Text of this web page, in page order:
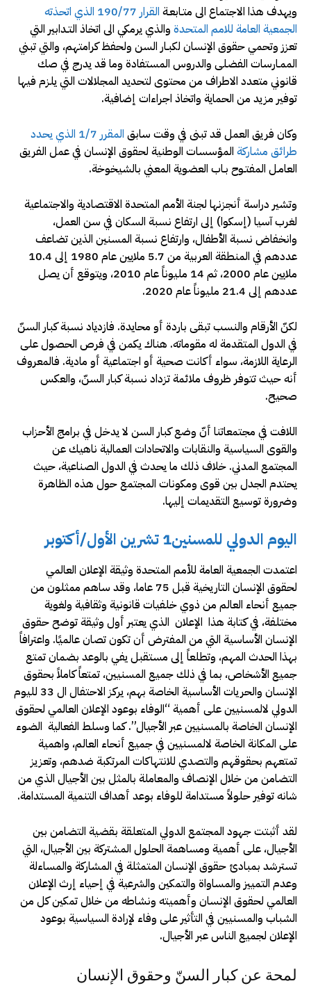
ويهدف هذا الاجتماع الى متـابعـة
القرار 190/77 الذي اتحذته
الجمعية العامة للامم المتحدة والذي يرمكي الى اتخاذ التـدابير التي
تعزز وتحمي حقوق الإنسان لكبـار السن ولحفظ كرامتهم، والتي تبني
الممـارسات الفضلى والدروس المستفادة وما قد يدرج في صك
قانوني متعدد الاطراف من محتوى لتحديد المجلالات التي يلزم فيها
توفير مزيد من الحماية واتخاذ اجراءات إضافية.
وكان فريق العمل قد تبنى في وقت سابق
المقرر 1/7 الذي يحدد
طرائق مشاركة المؤسسات الوطنية لحقوق الإنسان في عمل الفريق
العامـل المفتـوح بـاب العضوية المعني بالشيخوخة.
وتشير دراسة أنجزنها لجنة الأمم المتحدة الاقتصادية والاجتماعية
لغرب آسيا (إسكوا) إلى ارتفاع نسبة السكان في سن العمل،
وانخفاض نسبة الأطفال، وارتفاع نسبة المسنين الذين تضاعف
عددهم في المنطقة العربية من 5.7 ملايين عام 1980 إلى 10.4
ملايين عام 2000، ثم 14 مليوناً عام 2010، ويتوقع أن يصل
عددهم إلى 21.4 مليوناً عام 2020.
لكنّ الأرقام والنسب تبقى باردة أو محايدة. فازدياد نسبة كبار السنّ
في الدول المتقدمة له مقوماته. هناك يكمن في فرص الحصول على
الرعاية اللازمة، سواء أكانت صحية أو اجتماعية أو مادية. فالمعروف
أنه حيث تتوفر ظروف ملائمة تزداد نسبة كبار السنّ، والعكس
صحيح.
اللافت في مجتمعاتنا أنّ وضع كبار السن لا يدخل في برامج الأحزاب
والقوى السياسية والنقابات والاتحادات العمالية ناهيك عن
المجتمع المدني. خلاف ذلك ما يحدث في الدول الصناعية، حيث
يحتدم الجدل بين قوى ومكونات المجتمع حول هذه الظاهرة
وضرورة توسيع التقديمات إليها.
اليوم الدولي للمسنين1 تشرين الأول/أكتوبر
اعتمدت الجمعية العامة للأمم المتحدة وثيقة الإعلان العالمي
لحقوق الإنسان التاريخية قبل 75 عاما، وقد ساهم ممثلون من
جميع أنحاء العالم من ذوي خلفيات قانونية وثقافية ولغوية
مختلفة، في كتابة هذا الإعلان الذي يعتبر أول وثيقة توضح حقوق
الإنسان الأساسية التي من المفترض أن تكون تصان عالميًا. واعترافاً
بهذا الحدث المهم، وتطلعاً إلى مستقبل يفي بالوعد بضمان تمتع
جميع الأشخاص، بما في ذلك جميع المسنيين، تمتعاً كاملاً بحقوق
الإنسان والحريات الأساسية الخاصة بهم، يركز الاحتفال ال 33 لليوم
الدولي لالمسنيين على أهمية “الوفاء بوعود الإعلان العالمي لحقوق
الإنسان الخاصة بالمسنيين عبر الأجيال”. كما وسلط الفعالية الضوء
على المكانة الخاصة لالمسنيين في جميع أنحاء العالم، واهمية
تمتعهم بحقوقهم والتصدي للانتهاكات المرتكبة ضدهم، وتعزيز
التضامن من خلال الإنصاف والمعاملة بالمثل بين الأجيال الذي من
شانه توفير حلولاً مستدامة للوفاء بوعد أهداف التنمية المستدامة.
لقد أثبتت جهود المجتمع الدولي المتعلقة بقضية التضامن بين
الأجيال، على أهمية ومساهمة الحلول المشتركة بين الأجيال، التي
تسترشد بمبادئ حقوق الإنسان المتمثلة في المشاركة والمساءلة
وعدم التمييز والمساواة والتمكين والشرعية في إحياء إرث الإعلان
العالمي لحقوق الإنسان وأهميته ونشاطه من خلال تمكين كل من
الشباب والمسنيين في التأثير على وفاء لإرادة السياسية بوعود
الإعلان لجميع الناس عبر الأجيال.
لمحة عن كبار السنّ وحقوق الإنسان